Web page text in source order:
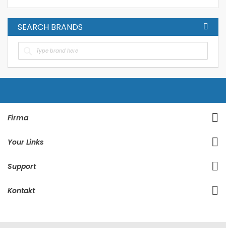
SEARCH BRANDS
Firma
Your Links
Support
Kontakt